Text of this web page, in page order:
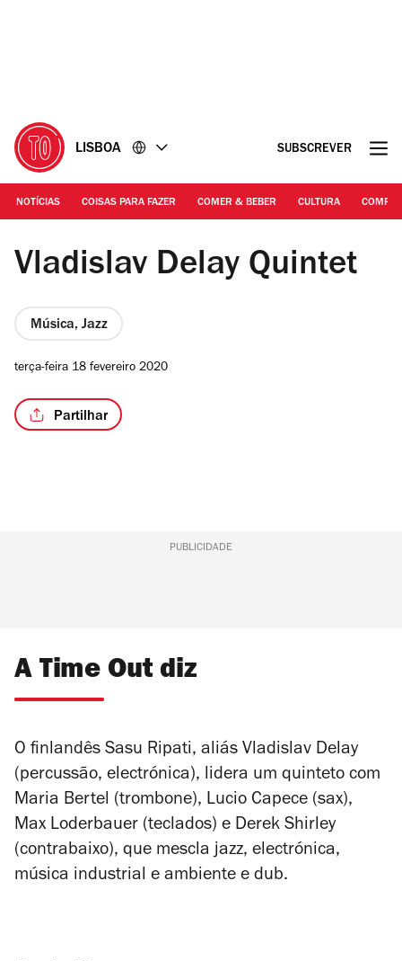
LISBOA SUBSCREVER
NOTÍCIAS COISAS PARA FAZER COMER & BEBER CULTURA
©DR | Vladislav Delay Quintet
Vladislav Delay Quintet
Música, Jazz
terça-feira 18 fevereiro 2020
Partilhar
PUBLICIDADE
A Time Out diz
O finlandês Sasu Ripati, aliás Vladislav Delay
(percussão, electrónica), lidera um quinteto com
Maria Bertel (trombone), Lucio Capece (sax),
Max Loderbauer (teclados) e Derek Shirley
(contrabaixo), que mescla jazz, electrónica,
música industrial e ambiente e dub.